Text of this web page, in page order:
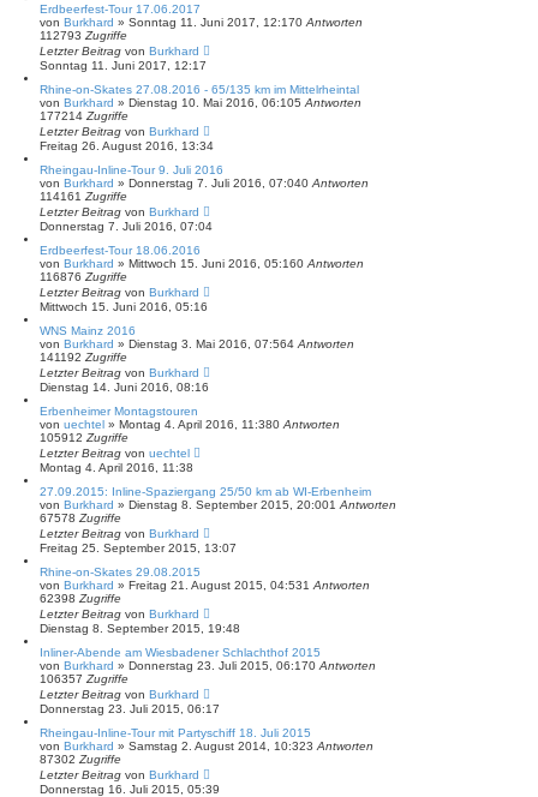
Erdbeerfest-Tour 17.06.2017
von Burkhard » Sonntag 11. Juni 2017, 12:170 Antworten
112793 Zugriffe
Letzter Beitrag von Burkhard
Sonntag 11. Juni 2017, 12:17
Rhine-on-Skates 27.08.2016 - 65/135 km im Mittelrheintal
von Burkhard » Dienstag 10. Mai 2016, 06:105 Antworten
177214 Zugriffe
Letzter Beitrag von Burkhard
Freitag 26. August 2016, 13:34
Rheingau-Inline-Tour 9. Juli 2016
von Burkhard » Donnerstag 7. Juli 2016, 07:040 Antworten
114161 Zugriffe
Letzter Beitrag von Burkhard
Donnerstag 7. Juli 2016, 07:04
Erdbeerfest-Tour 18.06.2016
von Burkhard » Mittwoch 15. Juni 2016, 05:160 Antworten
116876 Zugriffe
Letzter Beitrag von Burkhard
Mittwoch 15. Juni 2016, 05:16
WNS Mainz 2016
von Burkhard » Dienstag 3. Mai 2016, 07:564 Antworten
141192 Zugriffe
Letzter Beitrag von Burkhard
Dienstag 14. Juni 2016, 08:16
Erbenheimer Montagstouren
von uechtel » Montag 4. April 2016, 11:380 Antworten
105912 Zugriffe
Letzter Beitrag von uechtel
Montag 4. April 2016, 11:38
27.09.2015: Inline-Spaziergang 25/50 km ab WI-Erbenheim
von Burkhard » Dienstag 8. September 2015, 20:001 Antworten
67578 Zugriffe
Letzter Beitrag von Burkhard
Freitag 25. September 2015, 13:07
Rhine-on-Skates 29.08.2015
von Burkhard » Freitag 21. August 2015, 04:531 Antworten
62398 Zugriffe
Letzter Beitrag von Burkhard
Dienstag 8. September 2015, 19:48
Inliner-Abende am Wiesbadener Schlachthof 2015
von Burkhard » Donnerstag 23. Juli 2015, 06:170 Antworten
106357 Zugriffe
Letzter Beitrag von Burkhard
Donnerstag 23. Juli 2015, 06:17
Rheingau-Inline-Tour mit Partyschiff 18. Juli 2015
von Burkhard » Samstag 2. August 2014, 10:323 Antworten
87302 Zugriffe
Letzter Beitrag von Burkhard
Donnerstag 16. Juli 2015, 05:39